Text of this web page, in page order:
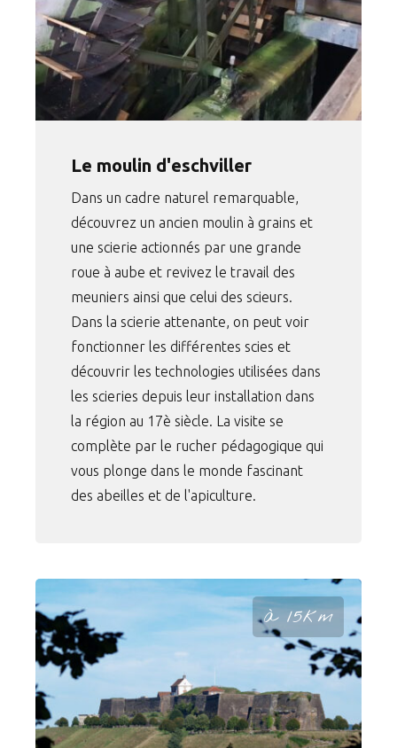
Le moulin d'eschviller
Dans un cadre naturel remarquable,
découvrez un ancien moulin à grains et
une scierie actionnés par une grande
roue à aube et revivez le travail des
meuniers ainsi que celui des scieurs.
Dans la scierie attenante, on peut voir
fonctionner les différentes scies et
découvrir les technologies utilisées dans
les scieries depuis leur installation dans
la région au 17è siècle. La visite se
complète par le rucher pédagogique qui
vous plonge dans le monde fascinant
des abeilles et de l'apiculture.
à 15km